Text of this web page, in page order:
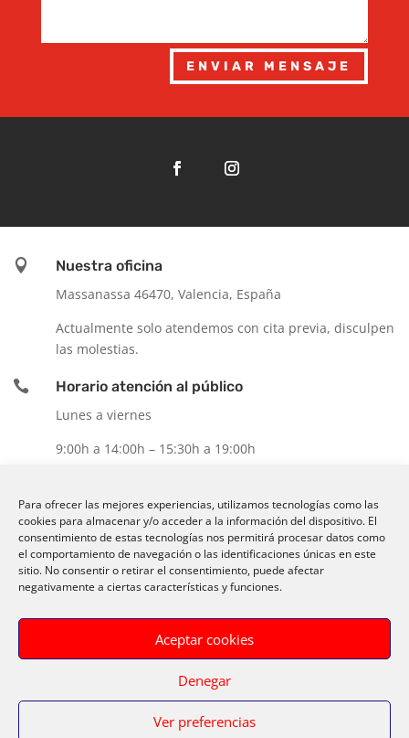
Para ofrecer las mejores experiencias, utilizamos tecnologías como las
cookies para almacenar y/o acceder a la información del dispositivo. El
consentimiento de estas tecnologías nos permitirá procesar datos como
el comportamiento de navegación o las identificaciones únicas en este
sitio. No consentir o retirar el consentimiento, puede afectar
negativamente a ciertas características y funciones.
Aceptar cookies
Denegar
Ver preferencias
ENVIAR MENSAJE

Nuestra oficina
Massanassa 46470, Valencia, España
Actualmente solo atendemos con cita previa, disculpen
las molestias.

Horario atención al público
Lunes a viernes
9:00h a 14:00h – 15:30h a 19:00h
Email: ㅤ
ventas@comercialsyg.com
Movil:+00 34 665 86 93 16
Movil: +00 34 666 26 01 10
Fijo:+00 34 961 06 15 95
Política de privacidad